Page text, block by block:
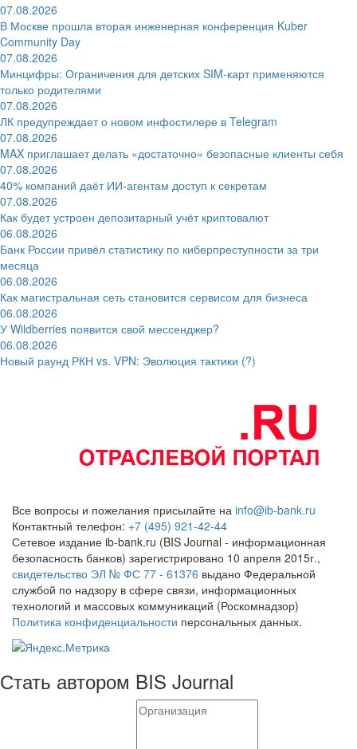
07.08.2026
В Москве прошла вторая инженерная конференция Kuber
Community Day
07.08.2026
Минцифры: Ограничения для детских SIM-карт применяются
только родителями
07.08.2026
ЛК предупреждает о новом инфостилере в Telegram
07.08.2026
MAX приглашает делать «достаточно» безопасные клиенты себя
07.08.2026
40% компаний даёт ИИ‑агентам доступ к секретам
07.08.2026
Как будет устроен депозитарный учёт криптовалют
06.08.2026
Банк России привёл статистику по киберпреступности за три
месяца
06.08.2026
Как магистральная сеть становится сервисом для бизнеса
06.08.2026
У Wildberries появится свой мессенджер?
06.08.2026
Новый раунд РКН vs. VPN: Эволюция тактики (?)
Все вопросы и пожелания присылайте на info@ib-bank.ru
Контактный телефон: +7 (495) 921-42-44
Сетевое издание ib-bank.ru (BIS Journal - информационная
безопасность банков) зарегистрировано 10 апреля 2015г.,
свидетельство ЭЛ № ФС 77 - 61376 выдано Федеральной
службой по надзору в сфере связи, информационных
технологий и массовых коммуникаций (Роскомнадзор)
Политика конфиденциальности персональных данных.
Стать автором BIS Journal